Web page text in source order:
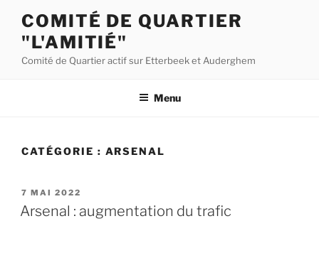
contenu
principal
COMITÉ DE QUARTIER
"L'AMITIÉ"
Comité de Quartier actif sur Etterbeek et Auderghem
Menu
CATÉGORIE : ARSENAL
PUBLIÉ
LE
7 MAI 2022
Arsenal : augmentation du trafic